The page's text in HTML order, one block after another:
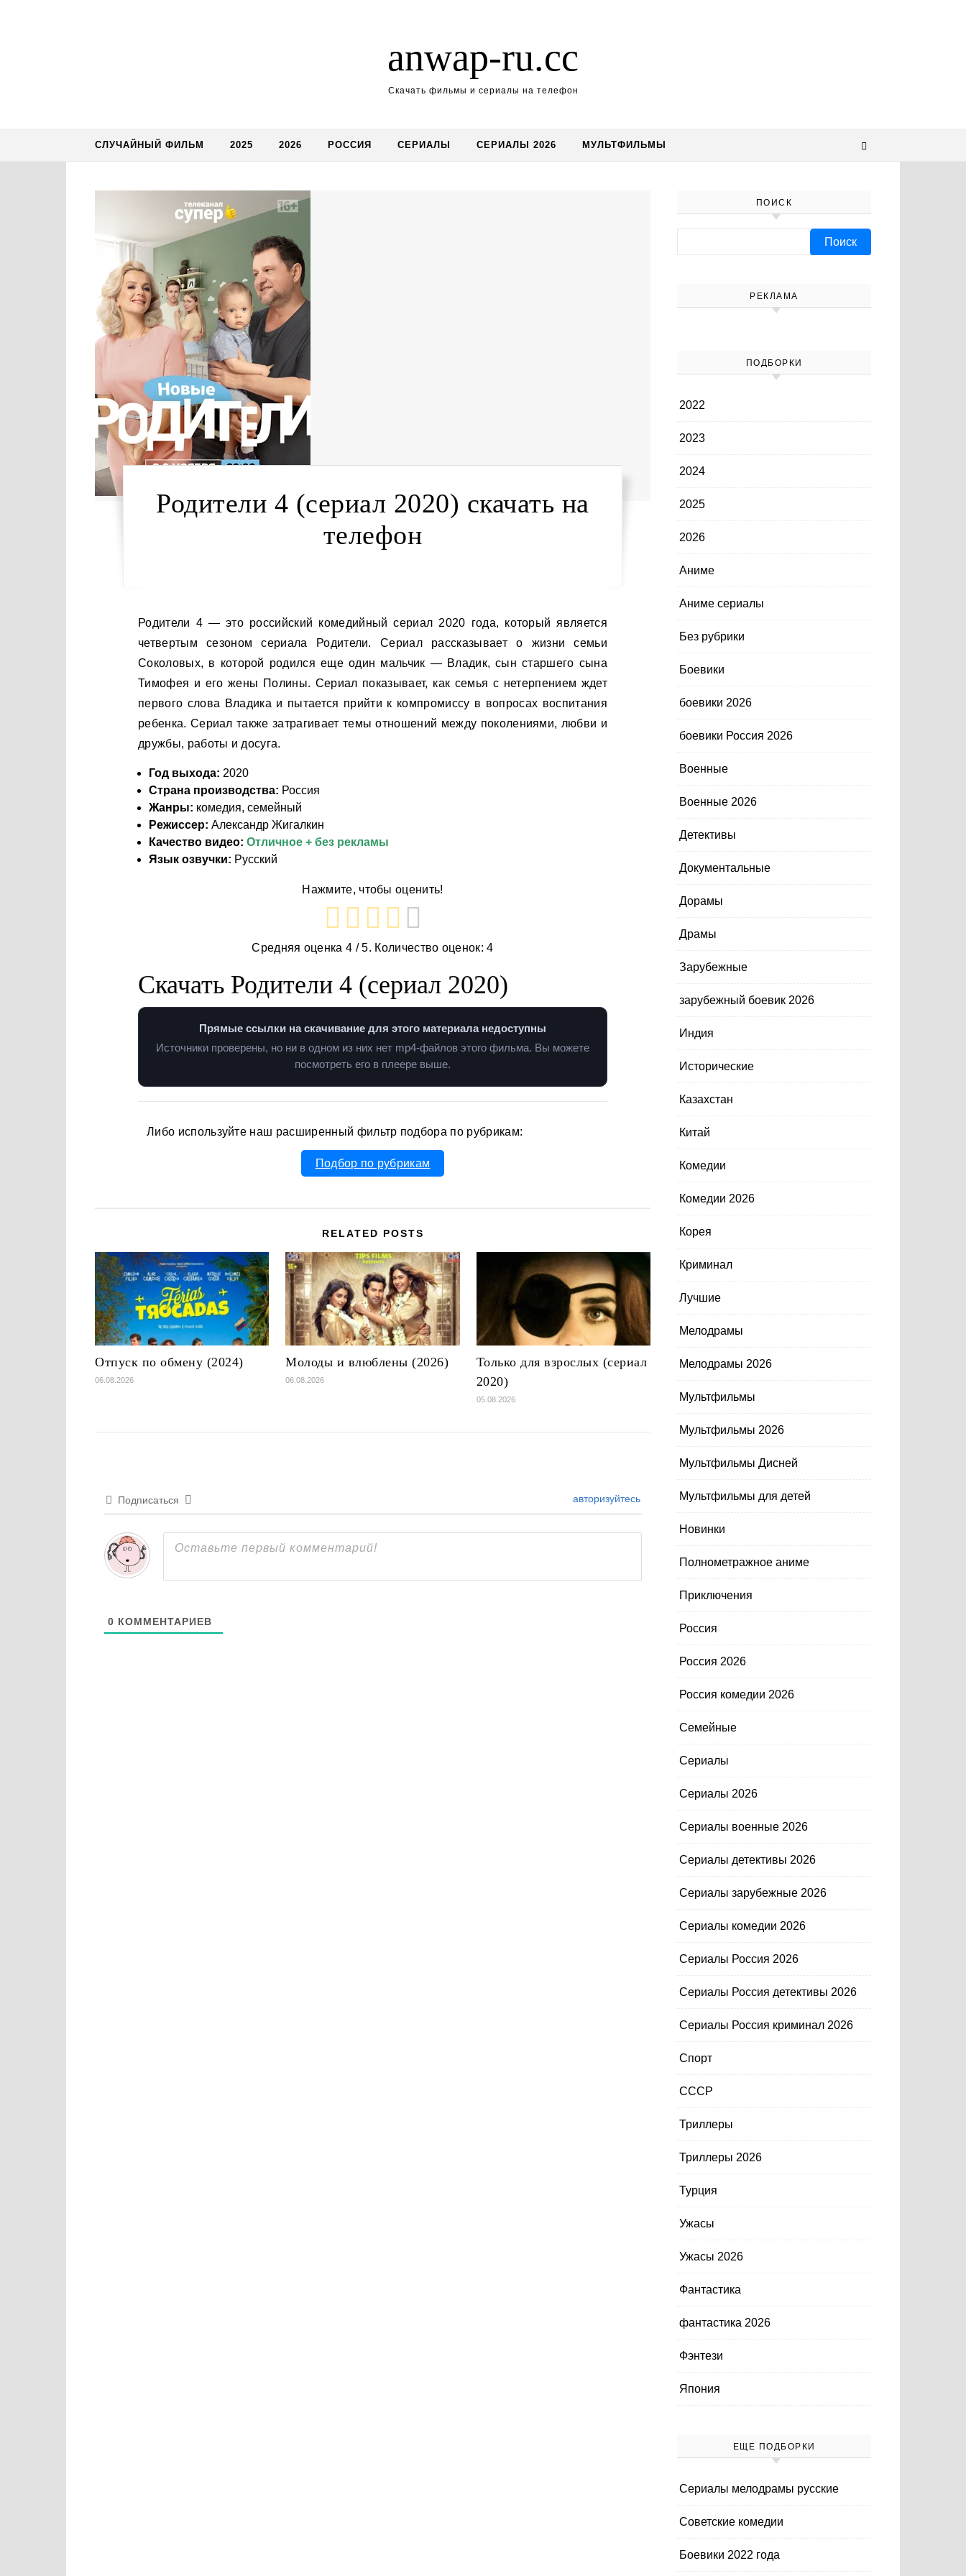
anwap-ru.cc
Скачать фильмы и сериалы на телефон
СЛУЧАЙНЫЙ ФИЛЬМ 2025 2026 РОССИЯ СЕРИАЛЫ СЕРИАЛЫ 2026 МУЛЬТФИЛЬМЫ
Родители 4 (сериал 2020) скачать на
телефон
Родители 4 — это российский комедийный сериал 2020 года, который является
четвертым сезоном сериала Родители. Сериал рассказывает о жизни семьи
Соколовых, в которой родился еще один мальчик — Владик, сын старшего сына
Тимофея и его жены Полины. Сериал показывает, как семья с нетерпением ждет
первого слова Владика и пытается прийти к компромиссу в вопросах воспитания
ребенка. Сериал также затрагивает темы отношений между поколениями, любви и
дружбы, работы и досуга.
Год выхода: 2020
Страна производства: Россия
Жанры: комедия, семейный
Режиссер: Александр Жигалкин
Качество видео: Отличное + без рекламы
Язык озвучки: Русский
Нажмите, чтобы оценить!
Средняя оценка4 / 5. Количество оценок:4
Скачать Родители 4 (сериал 2020)
Прямые ссылки на скачивание для этого материала недоступны
Источники проверены, но ни в одном из них нет mp4-файлов этого фильма. Вы можете
посмотреть его в плеере выше.
Либо используйте наш расширенный фильтр подбора по рубрикам:
Подбор по рубрикам
RELATED POSTS
Отпуск по обмену (2024)
06.08.2026
Молоды и влюблены (2026)
06.08.2026
Только для взрослых (сериал
2020)
05.08.2026
Подписаться авторизуйтесь
0 КОММЕНТАРИЕВ
ПОИСК
РЕКЛАМА
ПОДБОРКИ
2022
2023
2024
2025
2026
Аниме
Аниме сериалы
Без рубрики
Боевики
боевики 2026
боевики Россия 2026
Военные
Военные 2026
Детективы
Документальные
Дорамы
Драмы
Зарубежные
зарубежный боевик 2026
Индия
Исторические
Казахстан
Китай
Комедии
Комедии 2026
Корея
Криминал
Лучшие
Мелодрамы
Мелодрамы 2026
Мультфильмы
Мультфильмы 2026
Мультфильмы Дисней
Мультфильмы для детей
Новинки
Полнометражное аниме
Приключения
Россия
Россия 2026
Россия комедии 2026
Семейные
Сериалы
Сериалы 2026
Сериалы военные 2026
Сериалы детективы 2026
Сериалы зарубежные 2026
Сериалы комедии 2026
Сериалы Россия 2026
Сериалы Россия детективы 2026
Сериалы Россия криминал 2026
Спорт
СССР
Триллеры
Триллеры 2026
Турция
Ужасы
Ужасы 2026
Фантастика
фантастика 2026
Фэнтези
Япония
ЕЩЕ ПОДБОРКИ
Cериалы мелодрамы русские
Cоветские комедии
Боевики 2022 года